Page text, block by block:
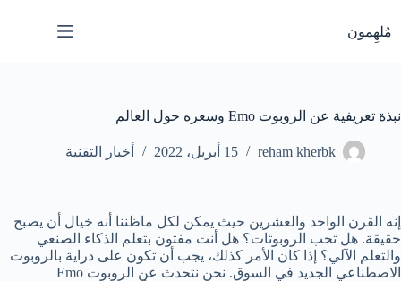
إلى
المحتوى
مُلهِمون
نبذة تعريفية عن الروبوت Emo وسعره حول العالم
reham kherbk 15 أبريل، 2022 أخبار التقنية
إنه القرن الواحد والعشرين حيث يمكن لكل ماظننا أنه خيال أن يصبح
حقيقة. هل تحب الروبوتات؟ هل أنت مفتون بتعلم الذكاء الصنعي
والتعلم الآلي؟ إذا كان الأمر كذلك، يجب أن تكون على دراية بالروبوت
الاصطناعي الجديد في السوق. نحن نتحدث عن الروبوت Emo